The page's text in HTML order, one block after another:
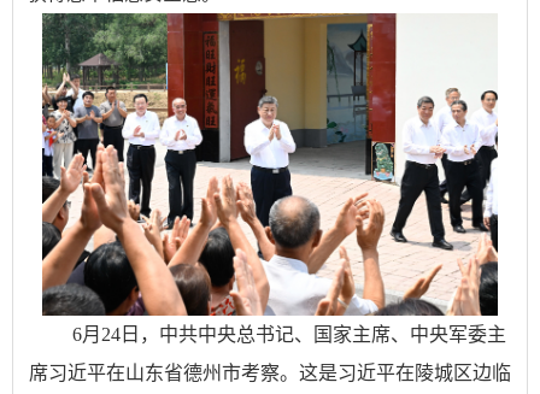
6月24日，中共中央总书记、国家主席、中央军委主
席习近平在山东省德州市考察。这是习近平在陵城区边临